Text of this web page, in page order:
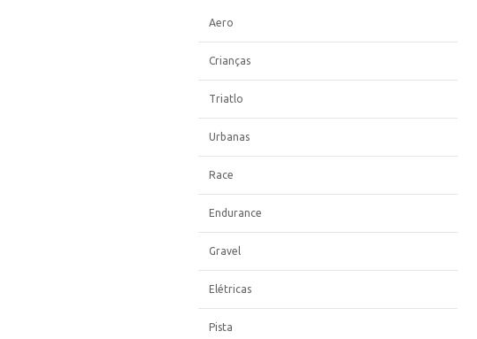
Aero
Crianças
Triatlo
Urbanas
Race
Endurance
Gravel
Elétricas
Pista